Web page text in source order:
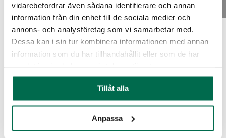
vidarebefordrar även sådana identifierare och annan
information från din enhet till de sociala medier och
annons- och analysföretag som vi samarbetar med.
Dessa kan i sin tur kombinera informationen med annan
information som du har tillhandahållit eller som de har
Tillåt alla
Anpassa
Våra fastigheter
Vill du bo hos oss
För dig som hyresgäst
Backahill AB
Box 1159, 262 22 Ängelholm